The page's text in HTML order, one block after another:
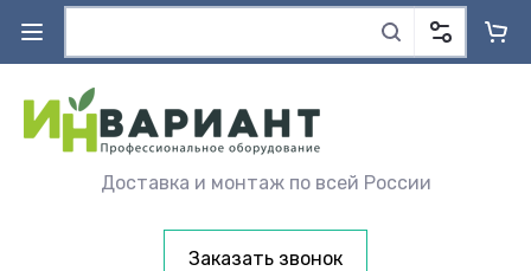
Доставка и монтаж по всей России
Заказать звонок